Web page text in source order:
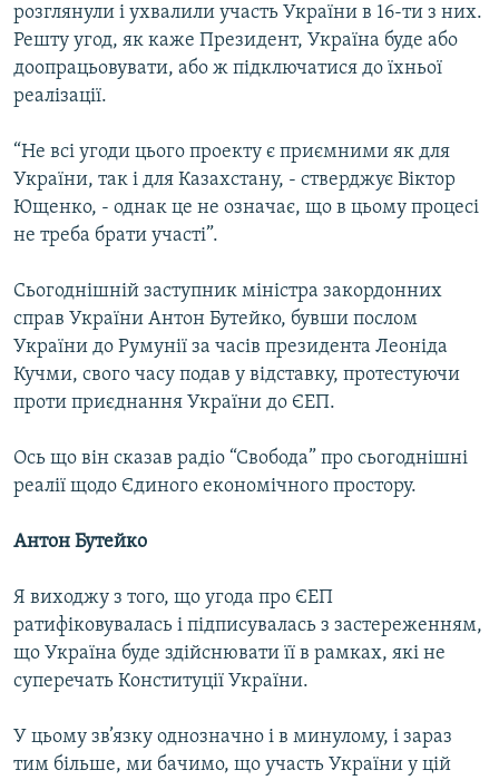
розглянули і ухвалили участь України в 16-ти з них.
Решту угод, як каже Президент, Україна буде або
доопрацьовувати, або ж підключатися до їхньої
реалізації.
“Не всі угоди цього проекту є приємними як для
України, так і для Казахстану, - стверджує Віктор
Ющенко, - однак це не означає, що в цьому процесі
не треба брати участі”.
Сьогоднішній заступник міністра закордонних
справ України Антон Бутейко, бувши послом
України до Румунії за часів президента Леоніда
Кучми, свого часу подав у відставку, протестуючи
проти приєднання України до ЄЕП.
Ось що він сказав радіо “Свобода” про сьогоднішні
реалії щодо Єдиного економічного простору.
Антон Бутейко
Я виходжу з того, що угода про ЄЕП
ратифіковувалась і підписувалась з застереженням,
що Україна буде здійснювати її в рамках, які не
суперечать Конституції України.
У цьому зв’язку однозначно і в минулому, і зараз
тим більше, ми бачимо, що участь України у цій